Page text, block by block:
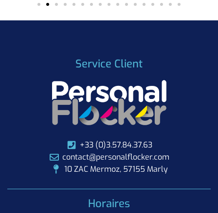
Service Client
+33 (0)3.57.84.37.63
contact@personalflocker.com
10 ZAC Mermoz, 57155 Marly
Horaires